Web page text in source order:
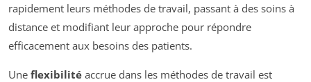
rapidement leurs méthodes de travail, passant à des soins à
distance et modifiant leur approche pour répondre
efficacement aux besoins des patients.
Une flexibilité accrue dans les méthodes de travail est